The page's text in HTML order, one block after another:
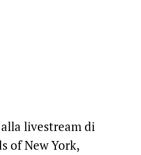
livestream di
of New York,